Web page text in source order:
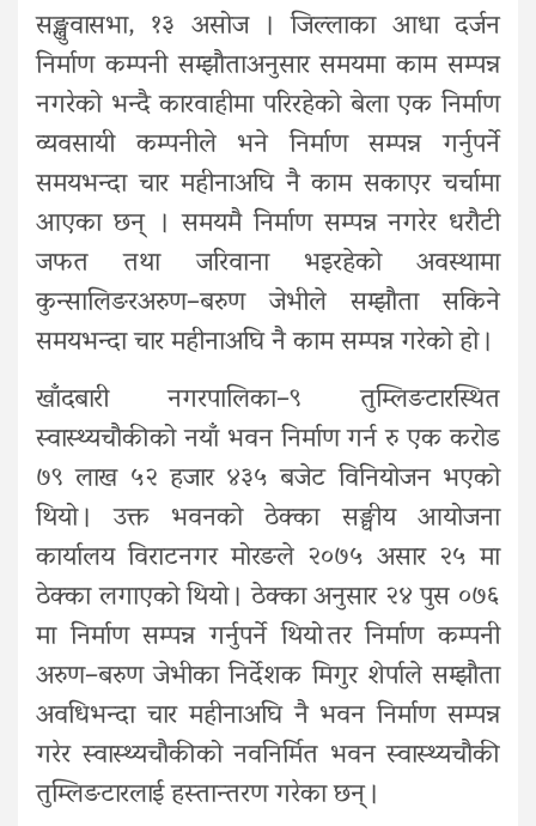
सङ्खुवासभा, १३ असोज । जिल्लाका आधा दर्जन
निर्माण कम्पनी सम्झौताअनुसार समयमा काम सम्पन्न
नगरेको भन्दै कारवाहीमा परिरहेको बेला एक निर्माण
व्यवसायी कम्पनीले भने निर्माण सम्पन्न गर्नुपर्ने
समयभन्दा चार महीनाअघि नै काम सकाएर चर्चामा
आएका छन् । समयमै निर्माण सम्पन्न नगरेर धरौटी
जफत तथा जरिवाना भइरहेको अवस्थामा
कुन्सालिङरअरुण–बरुण जेभीले सम्झौता सकिने
समयभन्दा चार महीनाअघि नै काम सम्पन्न गरेको हो ।
खाँदबारी नगरपालिका–९ तुम्लिङटारस्थित
स्वास्थ्यचौकीको नयाँ भवन निर्माण गर्न रु एक करोड
७९ लाख ५२ हजार ४३५ बजेट विनियोजन भएको
थियो । उक्त भवनको ठेक्का सङ्घीय आयोजना
कार्यालय विराटनगर मोरङले २०७५ असार २५ मा
ठेक्का लगाएको थियो । ठेक्का अनुसार २४ पुस ०७६
मा निर्माण सम्पन्न गर्नुपर्ने थियो तर निर्माण कम्पनी
अरुण–बरुण जेभीका निर्देशक मिगुर शेर्पाले सम्झौता
अवधिभन्दा चार महीनाअघि नै भवन निर्माण सम्पन्न
गरेर स्वास्थ्यचौकीको नवनिर्मित भवन स्वास्थ्यचौकी
तुम्लिङटारलाई हस्तान्तरण गरेका छन् ।